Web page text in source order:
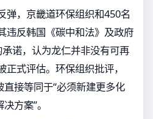
弹，京畿道环保组织和450名
违反韩国《碳中和法》及政府
诺，认为龙仁并非没有可再
式评估。环保组织批评，
直接等同于“必须新建更多化
方案”。